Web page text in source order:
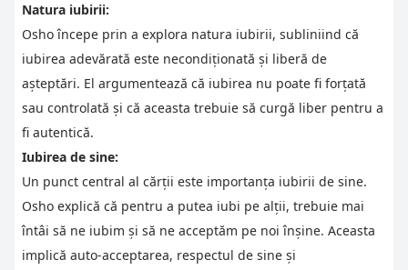
Natura iubirii:
Osho începe prin a explora natura iubirii, subliniind că
iubirea adevărată este necondiționată și liberă de
așteptări. El argumentează că iubirea nu poate fi forțată
sau controlată și că aceasta trebuie să curgă liber pentru a
fi autentică.
Iubirea de sine:
Un punct central al cărții este importanța iubirii de sine.
Osho explică că pentru a putea iubi pe alții, trebuie mai
întâi să ne iubim și să ne acceptăm pe noi înșine. Aceasta
implică auto-acceptarea, respectul de sine și